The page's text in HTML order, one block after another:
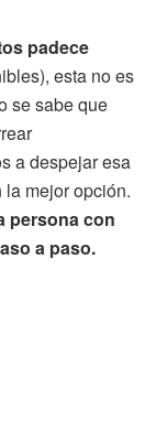
padece
esta no es
se sabe que
a despejar esa
mejor opción.
persona con
a paso.